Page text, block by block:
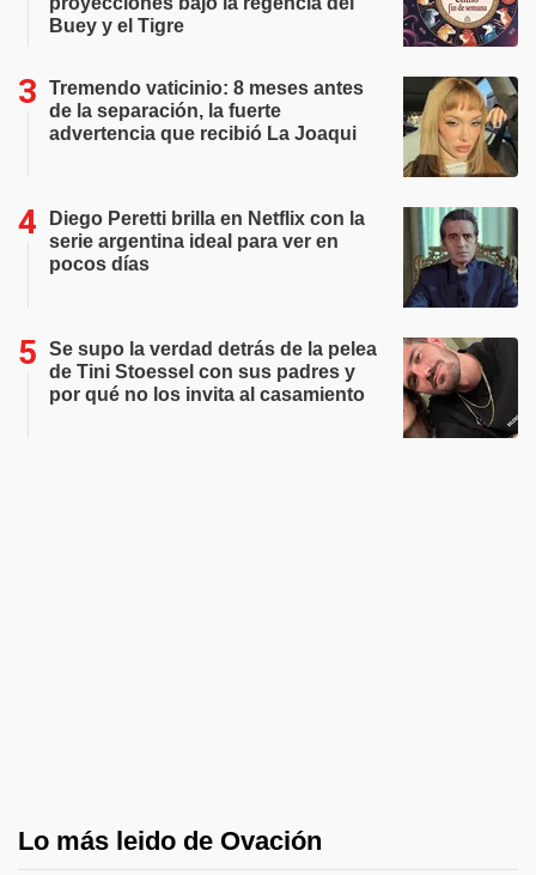
Buey y el Tigre
Tremendo vaticinio: 8 meses antes
de la separación, la fuerte
advertencia que recibió La Joaqui
Diego Peretti brilla en Netflix con la
serie argentina ideal para ver en
pocos días
Se supo la verdad detrás de la pelea
de Tini Stoessel con sus padres y
por qué no los invita al casamiento
Lo más leido de Ovación